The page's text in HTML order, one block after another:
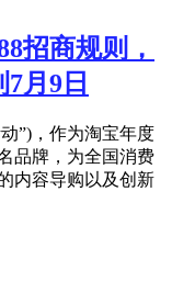
招商规则，
月9日
”)，作为淘宝年度
品牌，为全国消费
内容导购以及创新